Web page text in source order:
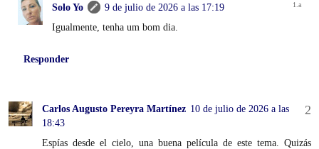
Solo Yo
9 de julio de 2026 a las 17:19
Igualmente, tenha um bom dia.
Responder
Carlos Augusto Pereyra Martínez 10 de julio de 2026 a las
18:43
Espías desde el cielo, una buena película de este tema. Quizás